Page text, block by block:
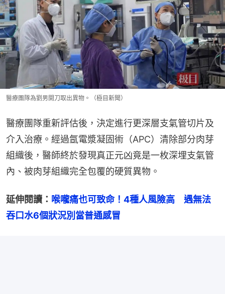
醫療團隊為劉男開刀取出異物。（極目新聞）
醫療團隊重新評估後，決定進行更深層支氣管切片及
介入治療。經過氬電漿凝固術（APC）清除部分肉芽
組織後，醫師終於發現真正元凶竟是一枚深埋支氣管
內、被肉芽組織完全包覆的硬質異物。
延伸閱讀： 喉嚨痛也可致命！4種人風險高　遇無法
吞口水6個狀況別當普通感冒